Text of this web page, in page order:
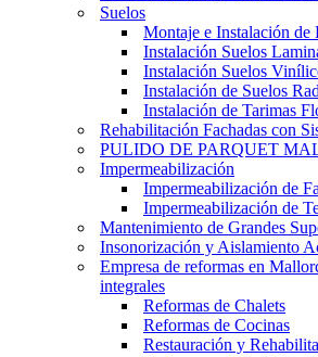
Suelos
Montaje e Instalación de
Instalación Suelos
Instalación Suelos
Instalación de Suelos
Instalación de Tarimas
Rehabilitación Fachadas con
PULIDO DE PARQUET
Impermeabilización
Impermeabilización de
Impermeabilización de
Mantenimiento de Grandes
Insonorización y Aislamiento
Empresa de reformas en
integrales
Reformas de Chalets
Reformas de Cocinas
Restauración y